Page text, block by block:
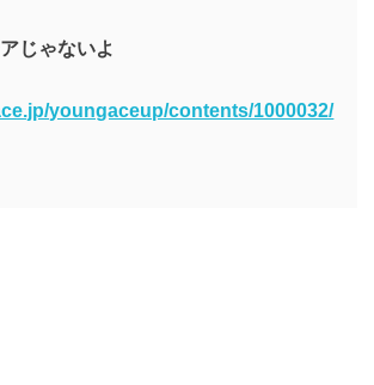
じゃないよ
youngaceup/contents/1000032/